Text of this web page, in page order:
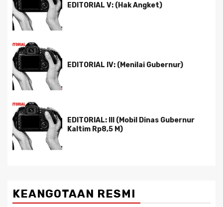
EDITORIAL V: (Hak Angket)
EDITORIAL IV: (Menilai Gubernur)
EDITORIAL: III (Mobil Dinas Gubernur
Kaltim Rp8,5 M)
KEANGOTAAN RESMI